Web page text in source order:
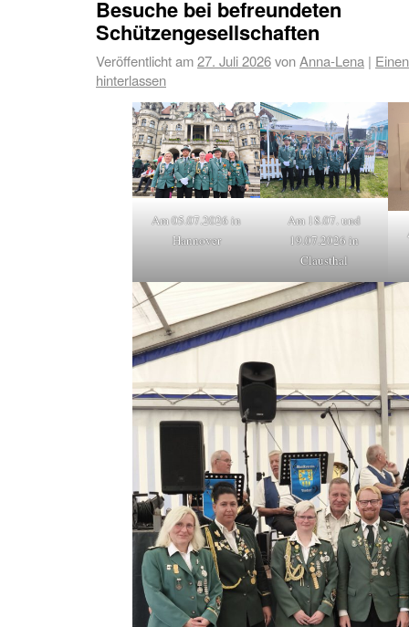
Besuche bei befreundeten
Schützengesellschaften
Veröffentlicht am27. Juli 2026vonAnna-Lena |
hinterlassen
Am 05.07.2026 in
Hannover
Am 18.07. und
19.07.2026 in
Clausthal